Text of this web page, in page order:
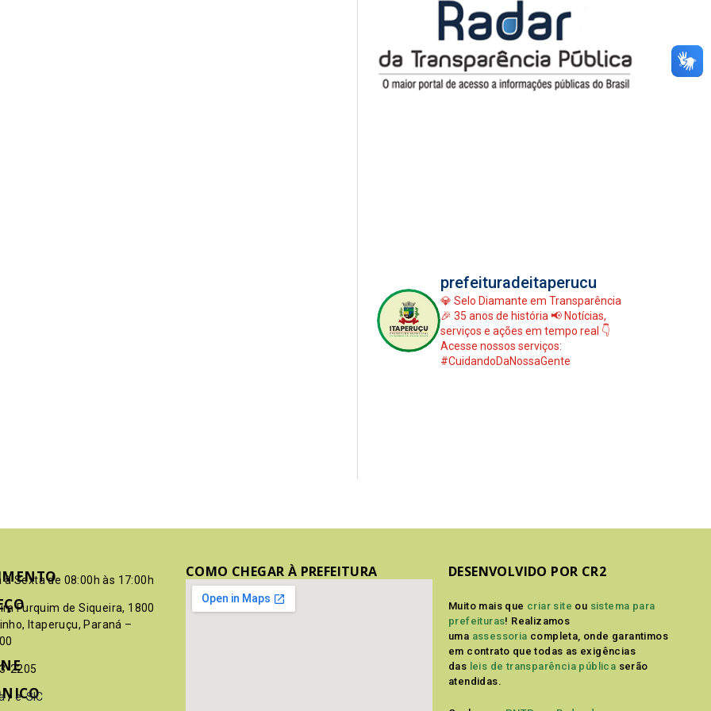
prefeituradeitaperucu
💎 Selo Diamante em Transparência
🎉 35 anos de história 📢 Notícias,
serviços e ações em tempo real 👇
Acesse nossos serviços:
#CuidandoDaNossaGente
à Sexta de 08:00h às 17:00h
Furquim de Siqueira, 1800
Itaperuçu, Paraná –
2205
/ e-SIC
COMO CHEGAR À PREFEITURA DESENVOLVIDO POR CR2
Muito mais que criar site ou sistema para
prefeituras! Realizamos
uma assessoria completa, onde garantimos
em contrato que todas as exigências
das leis de transparência pública serão
atendidas.